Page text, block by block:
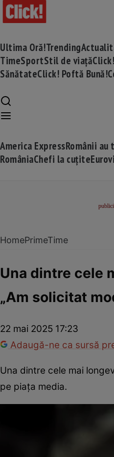
Ultima Oră!Trending
TimeSportStil de viață
SănătateClick! Poftă Bună!
America ExpressRomânii au
RomâniaChefi la cuțite
HomePrimeTime
Una dintre cele
„Am solicitat
22 mai 2025 17:23
Adaugă-ne ca sursă
Una dintre cele mai
pe piața media.